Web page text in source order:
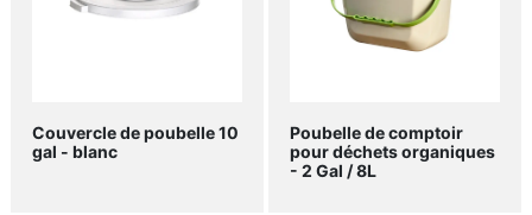
Couvercle de poubelle 10
gal - blanc
Poubelle de comptoir
pour déchets organiques
- 2 Gal / 8L